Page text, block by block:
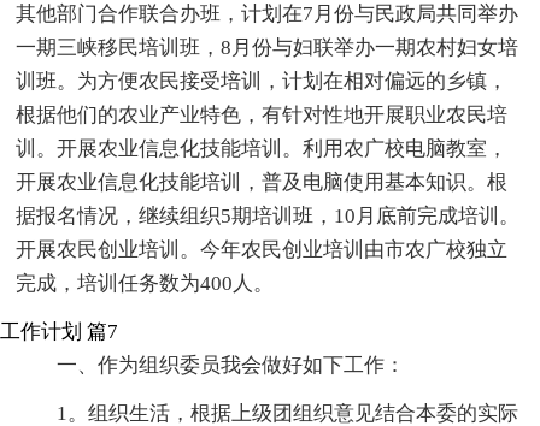
其他部门合作联合办班，计划在7月份与民政局共同举办
一期三峡移民培训班，8月份与妇联举办一期农村妇女培
训班。为方便农民接受培训，计划在相对偏远的乡镇，
根据他们的农业产业特色，有针对性地开展职业农民培
训。开展农业信息化技能培训。利用农广校电脑教室，
开展农业信息化技能培训，普及电脑使用基本知识。根
据报名情况，继续组织5期培训班，10月底前完成培训。
开展农民创业培训。今年农民创业培训由市农广校独立
完成，培训任务数为400人。
工作计划 篇7
一、作为组织委员我会做好如下工作：
1。组织生活，根据上级团组织意见结合本委的实际